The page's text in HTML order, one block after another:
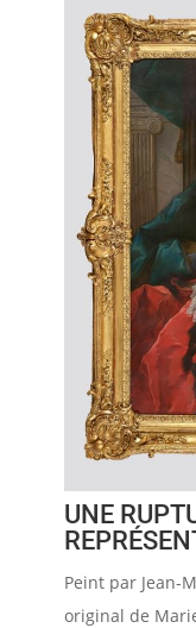
UNE
Peint par Jean-
original de